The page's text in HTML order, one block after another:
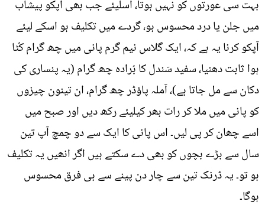
بہت سی عورتوں کو نہیں ہوتا، اسلیئے جب بھی آپکو پیشاب
میں جلن یا درد محسوس ہو، گردے میں تکلیف ہو اسکے لیئے
آپکو کرنا یہ ہے کہ، ایک گلاس نیم گرم پانی میں چھ گرام کُٹا
ہوا ثابت دھنیا، سفید سَندل کا بُرادہ چھ گرام (یہ پنساری کی
دکان سے مل جاتا ہے)، آملہ پاؤڈر چھ گرام، ان تینون چیزوں
کو پانی میں ملا کر رات بھر کیلیئے رکھ دیں اور صبح میں
اسے چھان کر پی لیں۔ اس پانی کا ایک سے دو چمچ آپ تین
سال سے بڑے بچوں کو بھی دے سکتے ہیں اگر انھیں یہ تکلیف
ہو تو۔ یہ ڈرنک تین سے چار دن پینے سے ہی فرق محسوس
ہوگا۔